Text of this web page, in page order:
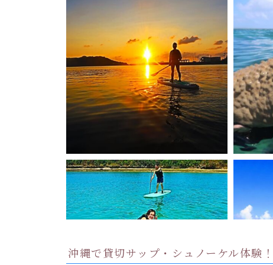
沖縄で貸切サップ・シュノーケル体験！